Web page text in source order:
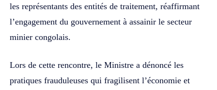
les représentants des entités de traitement, réaffirmant
l’engagement du gouvernement à assainir le secteur
minier congolais.
Lors de cette rencontre, le Ministre a dénoncé les
pratiques frauduleuses qui fragilisent l’économie et